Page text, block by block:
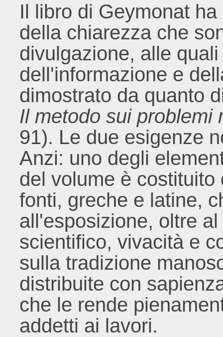
Il libro di Geymonat
della chiarezza che
divulgazione, alle
dell'informazione e
dimostrato da quanto
Il metodo sui problemi
91). Le due esigenze
Anzi: uno degli
del volume è
fonti, greche e latine,
all'esposizione, oltre
scientifico, vivacità e
sulla tradizione
distribuite con
che le rende
addetti ai lavori.